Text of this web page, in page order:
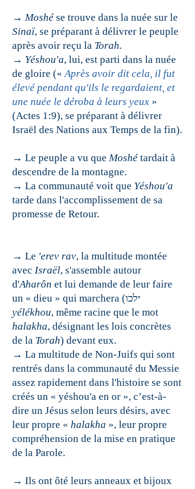
→ Moshé se trouve dans la nuée sur le
Sinaï, se préparant à délivrer le peuple
après avoir reçu la Torah.
→ Yéshou'a, lui, est parti dans la nuée
de gloire («Après avoir dit cela, il fut
élevé pendant qu'ils le regardaient, et
une nuée le déroba à leurs yeux »
(Actes 1:9), se préparant à délivrer
Israël des Nations aux Temps de la fin).
→ Le peuple a vu que Moshé tardait à
descendre de la montagne.
→ La communauté voit que Yéshou'a
tarde dans l'accomplissement de sa
promesse de Retour.
→ Le 'erev rav, la multitude montée
avec Israël, s'assemble autour
d'Aharôn et lui demande de leur faire
un « dieu » qui marchera (ילכו
yélékhou, même racine que le mot
halakha, désignant les lois concrètes
de la Torah) devant eux.
→ La multitude de Non-Juifs qui sont
rentrés dans la communauté du Messie
assez rapidement dans l'histoire se sont
créés un « yéshou'a en or », c’est-à-
dire un Jésus selon leurs désirs, avec
leur propre « halakha », leur propre
compréhension de la mise en pratique
de la Parole.
→ Ils ont ôté leurs anneaux et bijoux